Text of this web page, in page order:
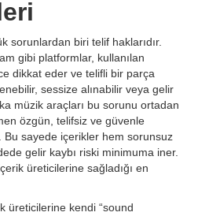
sorunlardan biri telif haklarıdır.
gibi platformlar, kullanılan
dikkat eder ve telifli bir parça
sessize alınabilir veya gelir
müzik araçları bu sorunu ortadan
özgün, telifsiz ve güvenle
Bu sayede içerikler hem sorunsuz
gelir kaybı riski minimuma iner.
üreticilerine sağladığı en
üreticilerine kendi “sound